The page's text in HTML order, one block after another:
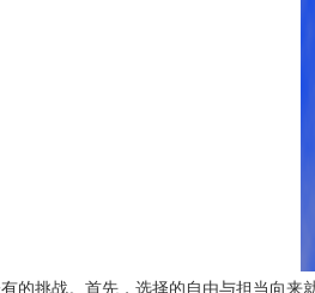
挑战。首先，选择的自由与担当向来